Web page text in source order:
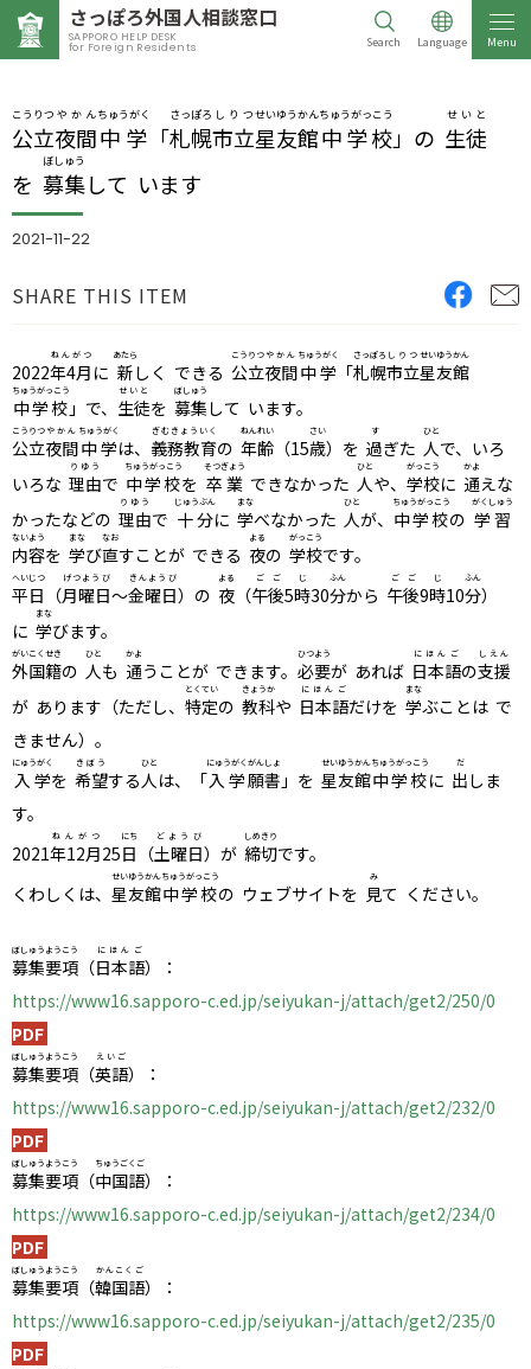
さっぽろ外国人相談窓口
SAPPORO HELP DESK
for Foreign Residents Search Language Menu
公立
こうりつ
夜間
やかん
中学
ちゅうがく
「札幌
さっぽろ
市立
しりつ
星友館
せいゆうかん
中学校
ちゅうがっこう
」の 生徒
せいと
を 募集
ぼしゅう
して います
2021-11-22
SHARE THIS ITEM
2022年4月
ねんがつ
に 新
あたら
しく できる 公立
こうりつ
夜間
やかん
中学
ちゅうがく
「札幌
さっぽろ
市立
しりつ
星友館
せいゆうかん
中学校
ちゅうがっこう
」で、 生徒
せいと
を 募集
ぼしゅう
して います。
公立
こうりつ
夜間
やかん
中学
ちゅうがく
は、 義務教育
ぎむきょういく
の 年齢
ねんれい
（15歳
さい
）を 過
す
ぎた 人
ひと
で、いろ
いろな 理由
りゆう
で 中学校
ちゅうがっこう
を 卒業
そつぎょう
できなかった 人
ひと
や、 学校
がっこう
に 通
かよ
えな
かったなどの 理由
りゆう
で 十分
じゅうぶん
に 学
まな
べなかった 人
ひと
が、 中学校
ちゅうがっこう
の 学習
がくしゅう
内容
ないよう
を 学
まな
び直
なお
すことが できる 夜
よる
の 学校
がっこう
です。
平日
へいじつ
（月曜日
げつようび
～金曜日
きんようび
）の 夜
よる
（午後
ごご
5時
じ
30分
ふん
から 午後
ごご
9時
じ
10分
ふん
）
に 学
まな
びます。
外国籍
がいこくせき
の 人
ひと
も 通
かよ
うことが できます。 必要
ひつよう
が あれば 日本語
にほんご
の支援
しえん
が あります（ただし、 特定
とくてい
の 教科
きょうか
や 日本語
にほんご
だけを 学
まな
ぶことは で
きません）。
入学
にゅうがく
を 希望
きぼう
する人
ひと
は、「入学
にゅうがく
願書
がんしょ
」を 星友館
せいゆうかん
中学校
ちゅうがっこう
に 出
だ
しま
す。
2021年12月
ねんがつ
25日
にち
（土曜日
どようび
）が 締切
しめきり
です。
くわしくは、 星友館
せいゆうかん
中学校
ちゅうがっこう
の ウェブサイトを 見
み
て ください。
募集要項
ぼしゅうようこう
（日本語
にほんご
）：
https://www16.sapporo-c.ed.jp/seiyukan-j/attach/get2/250/0
PDF
募集要項
ぼしゅうようこう
（英語
えいご
）：
https://www16.sapporo-c.ed.jp/seiyukan-j/attach/get2/232/0
PDF
募集要項
ぼしゅうようこう
（中国語
ちゅうごくご
）：
https://www16.sapporo-c.ed.jp/seiyukan-j/attach/get2/234/0
PDF
募集要項
ぼしゅうようこう
（韓国語
かんこくご
）：
https://www16.sapporo-c.ed.jp/seiyukan-j/attach/get2/235/0
PDF